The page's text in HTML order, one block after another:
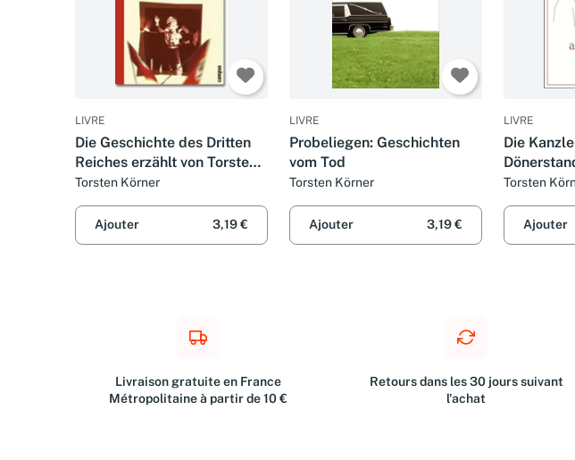
LIVRE
Die Geschichte des Dritten
Reiches erzählt von Torsten
Körner
Torsten Körner
Ajouter 3,19 €
LIVRE
Probeliegen: Geschichten
vom Tod
Torsten Körner
Ajouter 3,19 €
LIVRE
Die
dem
Merkel
Torsten
Ajouter
Livraison gratuite en France
Métropolitaine à partir de 10 €
Retours dans les 30 jours suivant
l'achat